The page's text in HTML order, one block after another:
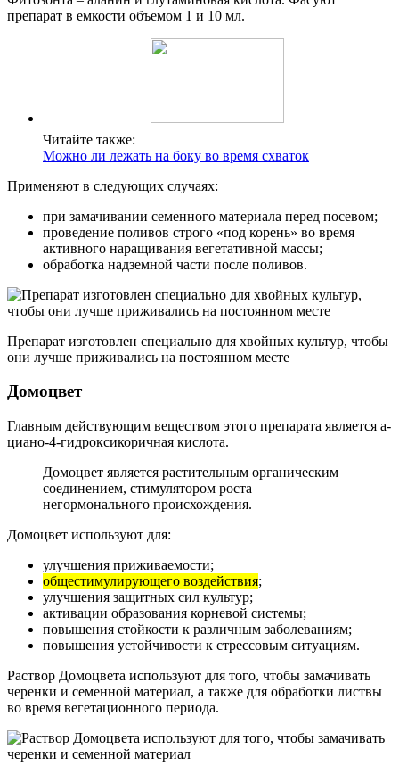
препарат в емкости объемом 1 и 10 мл.
Читайте также:
Можно ли лежать на боку во время схваток
Применяют в следующих случаях:
при замачивании семенного материала перед посевом;
проведение поливов строго «под корень» во время
активного наращивания вегетативной массы;
обработка надземной части после поливов.
Препарат изготовлен специально для хвойных культур, чтобы
они лучше приживались на постоянном месте
Домоцвет
Главным действующим веществом этого препарата является a-
циано-4-гидроксикоричная кислота.
Домоцвет является растительным органическим
соединением, стимулятором роста
негормонального происхождения.
Домоцвет используют для:
улучшения приживаемости;
общестимулирующего воздействия;
улучшения защитных сил культур;
активации образования корневой системы;
повышения стойкости к различным заболеваниям;
повышения устойчивости к стрессовым ситуациям.
Раствор Домоцвета используют для того, чтобы замачивать
черенки и семенной материал, а также для обработки листвы
во время вегетационного периода.